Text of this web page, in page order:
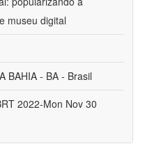
museu digital
BAHIA - BA - Brasil
2022-Mon Nov 30